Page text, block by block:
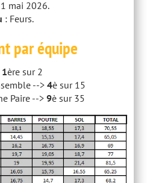
mai 2026.
: Feurs.
par équipe
1ère sur 2
--> 4è sur 15
Paire --> 9è sur 35